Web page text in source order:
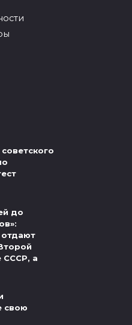
до
СССР, а
свою